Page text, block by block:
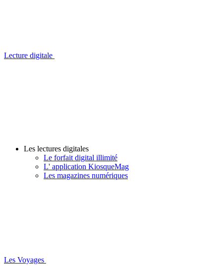
Lecture digitale
Les lectures digitales
Le forfait digital illimité
L' application KiosqueMag
Les magazines numériques
Les Voyages